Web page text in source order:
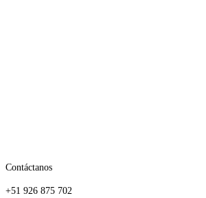
Contáctanos
+51 926 875 702